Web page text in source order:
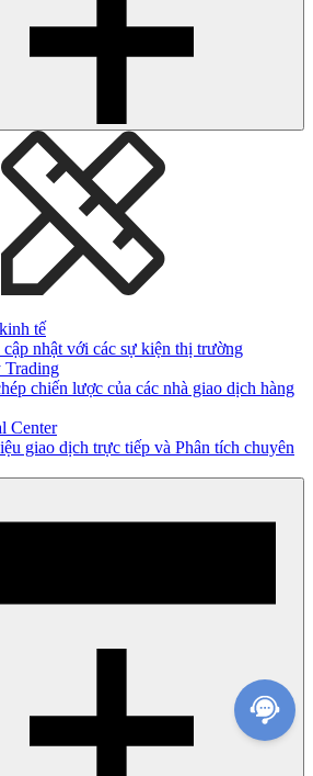
tế
nhật với các sự kiện thị trường
Trading
chiến lược của các nhà giao dịch hàng
Center
giao dịch trực tiếp và Phân tích chuyên